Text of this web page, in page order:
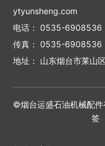
ytyunsheng.com
电话： 0535-6908536
传真： 0535-6908536
地址： 山东烟台市莱山
©烟台运盛石油机械配
签